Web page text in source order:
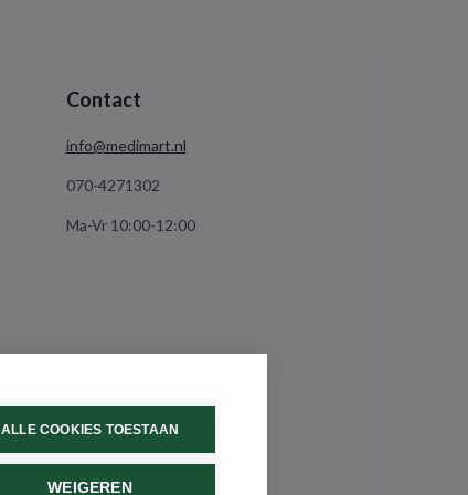
Contact
info@medimart.nl
070-4271302
Ma-Vr 10:00-12:00
ALLE COOKIES TOESTAAN
WEIGEREN